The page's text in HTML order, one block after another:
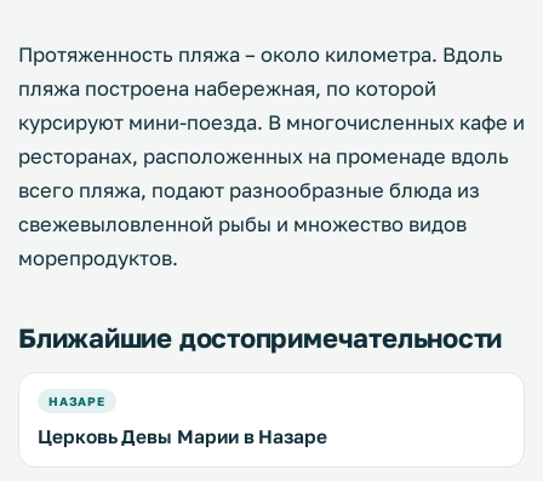
Протяженность пляжа – около километра. Вдоль
пляжа построена набережная, по которой
курсируют мини-поезда. В многочисленных кафе и
ресторанах, расположенных на променаде вдоль
всего пляжа, подают разнообразные блюда из
свежевыловленной рыбы и множество видов
морепродуктов.
Ближайшие достопримечательности
НАЗАРЕ
Церковь Девы Марии в Назаре